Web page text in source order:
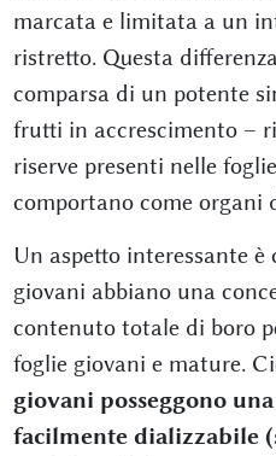
marcata e limitata a un
ristretto. Questa
comparsa di un potente
frutti in accrescimento –
riserve presenti nelle
comportano come organi
Un aspetto interessante è
giovani abbiano una
contenuto totale di boro
foglie giovani e mature.
giovani posseggono
facilmente dializzabile